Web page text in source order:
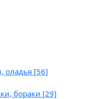
оладья [56]
бораки [29]